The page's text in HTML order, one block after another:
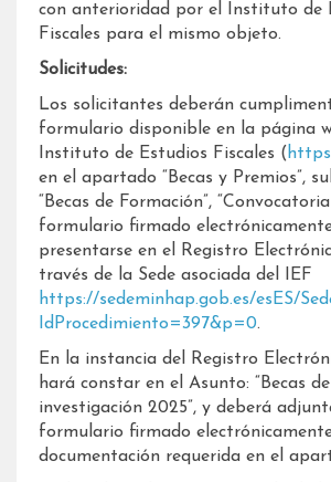
con anterioridad por el Instituto de
Fiscales para el mismo objeto.
Solicitudes:
Los solicitantes deberán
formulario disponible en la página
Instituto de Estudios Fiscales (
en el apartado “Becas y Premios”,
“Becas de Formación”, “Convocatoria
formulario firmado
presentarse en el Registro
través de la Sede asociada del IEF
https://sedeminhap.gob.es/esES/
IdProcedimiento=397&p=0.
En la instancia del Registro
hará constar en el Asunto: “Becas
investigación 2025”, y deberá
formulario firmado
documentación requerida en el